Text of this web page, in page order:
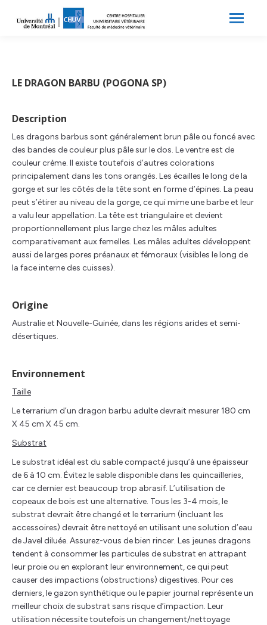
LE DRAGON BARBU (POGONA SP)
Description
Les dragons barbus sont généralement brun pâle ou foncé avec
des bandes de couleur plus pâle sur le dos. Le ventre est de
couleur crème. Il existe toutefois d’autres colorations
principalement dans les tons orangés. Les écailles le long de la
gorge et sur les côtés de la tête sont en forme d’épines. La peau
peut s’étirer au niveau de la gorge, ce qui mime une barbe et leur
a valu leur appellation. La tête est triangulaire et devient
proportionnellement plus large chez les mâles adultes
comparativement aux femelles. Les mâles adultes développent
aussi de larges pores préanaux et fémoraux (visibles le long de
la face interne des cuisses).
Origine
Australie et Nouvelle-Guinée, dans les régions arides et semi-
désertiques.
Environnement
Taille
Le terrarium d’un dragon barbu adulte devrait mesurer 180 cm
X 45 cm X 45 cm.
Substrat
Le substrat idéal est du sable compacté jusqu’à une épaisseur
de 6 à 10 cm. Évitez le sable disponible dans les quincailleries,
car ce dernier est beaucoup trop abrasif. L’utilisation de
copeaux de bois est une alternative. Tous les 3-4 mois, le
substrat devrait être changé et le terrarium (incluant les
accessoires) devrait être nettoyé en utilisant une solution d’eau
de Javel diluée. Assurez-vous de bien rincer. Les jeunes dragons
tendent à consommer les particules de substrat en attrapant
leur proie ou en explorant leur environnement, ce qui peut
causer des impactions (obstructions) digestives. Pour ces
derniers, le gazon synthétique ou le papier journal représente un
meilleur choix de substrat sans risque d’impaction. Leur
utilisation nécessite toutefois un changement/nettoyage